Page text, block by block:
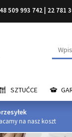
509 993 742 22 781
SZTUĆCE
na nasz koszt